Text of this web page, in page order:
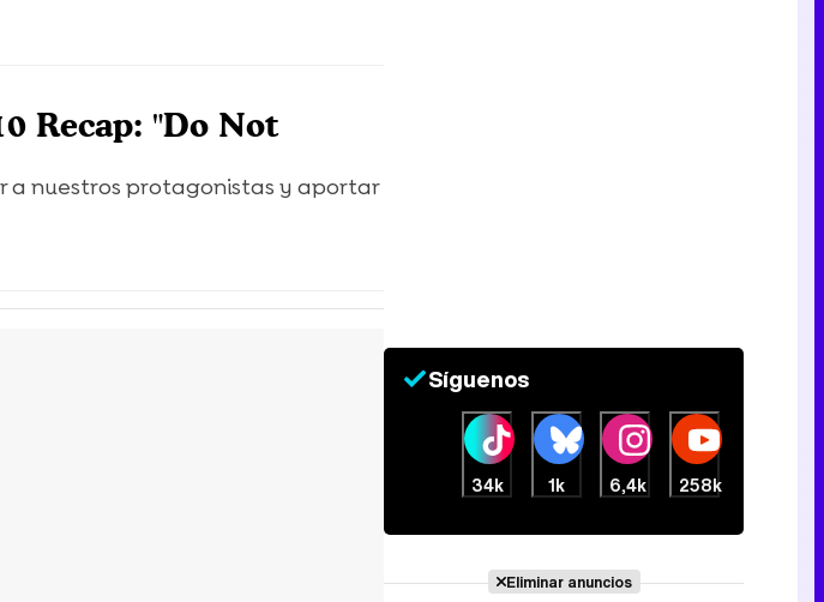
Recap: "Do Not
a nuestros protagonistas y aportar
Síguenos
34k 1k 6,4k 258k
Eliminar anuncios